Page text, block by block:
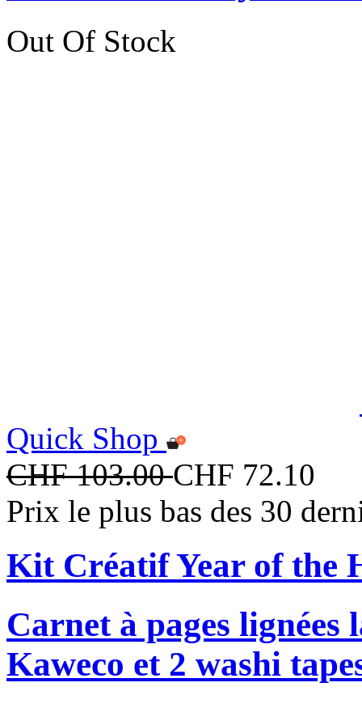
Out Of Stock
Quick Shop
CHF 103.00CHF 72.10
Prix le plus bas des 30
Kit Créatif Year of the
Carnet à pages
Kaweco et 2 washi